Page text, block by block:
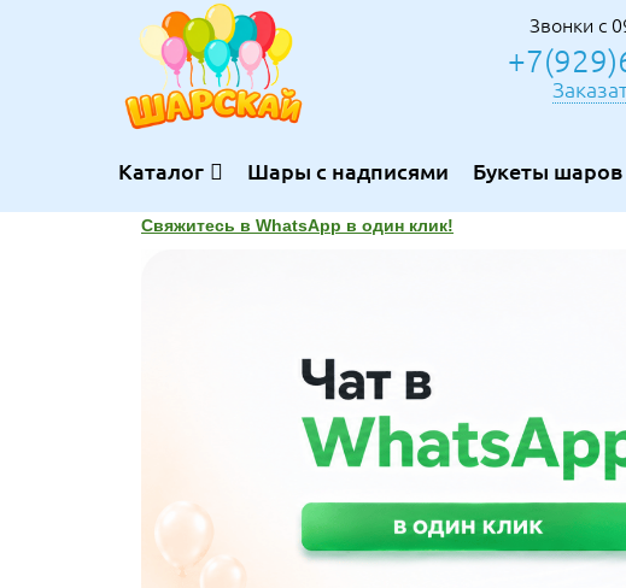
Звонки с
Каталог Шары с надписями Букеты шаров
Свяжитесь в WhatsApp в один клик!